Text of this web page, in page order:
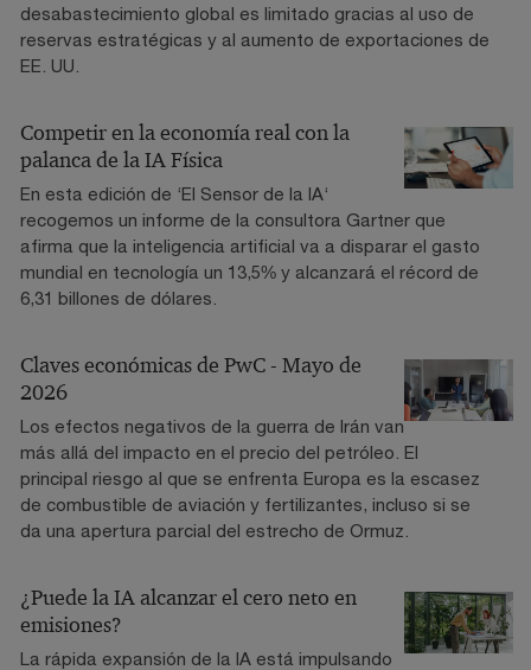
desabastecimiento global es limitado gracias al uso de
reservas estratégicas y al aumento de exportaciones de
EE. UU.
Competir en la economía real con la
palanca de la IA Física
En esta edición de ‘El Sensor de la IA‘
recogemos un informe de la consultora Gartner que
afirma que la inteligencia artificial va a disparar el gasto
mundial en tecnología un 13,5% y alcanzará el récord de
6,31 billones de dólares.
Claves económicas de PwC - Mayo de
2026
Los efectos negativos de la guerra de Irán van
más allá del impacto en el precio del petróleo. El
principal riesgo al que se enfrenta Europa es la escasez
de combustible de aviación y fertilizantes, incluso si se
da una apertura parcial del estrecho de Ormuz.
¿Puede la IA alcanzar el cero neto en
emisiones?
La rápida expansión de la IA está impulsando